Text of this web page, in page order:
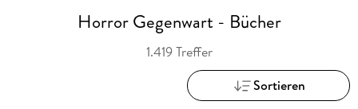
Horror Gegenwart - Bücher
1.419 Treffer
Sortieren